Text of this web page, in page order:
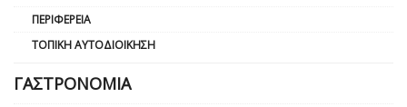
ΠΕΡΙΦΈΡΕΙΑ
ΤΟΠΙΚΉ ΑΥΤΟΔΙΟΊΚΗΣΗ
ΓΑΣΤΡΟΝΟΜΊΑ